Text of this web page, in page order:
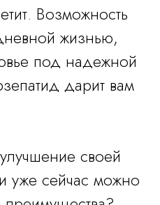
Возможность
жизнью,
под надежной
дарит вам
своей
уже сейчас можно